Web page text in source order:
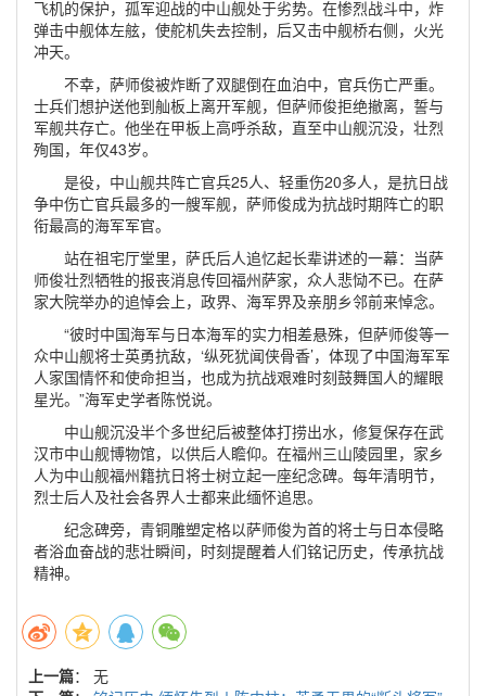
飞机的保护，孤军迎战的中山舰处于劣势。在惨烈战斗中，炸
弹击中舰体左舷，使舵机失去控制，后又击中舰桥右侧，火光
冲天。
不幸，萨师俊被炸断了双腿倒在血泊中，官兵伤亡严重。
士兵们想护送他到舢板上离开军舰，但萨师俊拒绝撤离，誓与
军舰共存亡。他坐在甲板上高呼杀敌，直至中山舰沉没，壮烈
殉国，年仅43岁。
是役，中山舰共阵亡官兵25人、轻重伤20多人，是抗日战
争中伤亡官兵最多的一艘军舰，萨师俊成为抗战时期阵亡的职
衔最高的海军军官。
站在祖宅厅堂里，萨氏后人追忆起长辈讲述的一幕：当萨
师俊壮烈牺牲的报丧消息传回福州萨家，众人悲恸不已。在萨
家大院举办的追悼会上，政界、海军界及亲朋乡邻前来悼念。
“彼时中国海军与日本海军的实力相差悬殊，但萨师俊等一
众中山舰将士英勇抗敌，‘纵死犹闻侠骨香’，体现了中国海军军
人家国情怀和使命担当，也成为抗战艰难时刻鼓舞国人的耀眼
星光。”海军史学者陈悦说。
中山舰沉没半个多世纪后被整体打捞出水，修复保存在武
汉市中山舰博物馆，以供后人瞻仰。在福州三山陵园里，家乡
人为中山舰福州籍抗日将士树立起一座纪念碑。每年清明节，
烈士后人及社会各界人士都来此缅怀追思。
纪念碑旁，青铜雕塑定格以萨师俊为首的将士与日本侵略
者浴血奋战的悲壮瞬间，时刻提醒着人们铭记历史，传承抗战
精神。
上一篇： 无